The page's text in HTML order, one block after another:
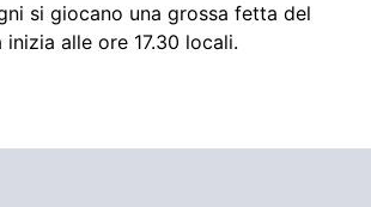
si giocano una grossa fetta del
alle ore 17.30 locali.